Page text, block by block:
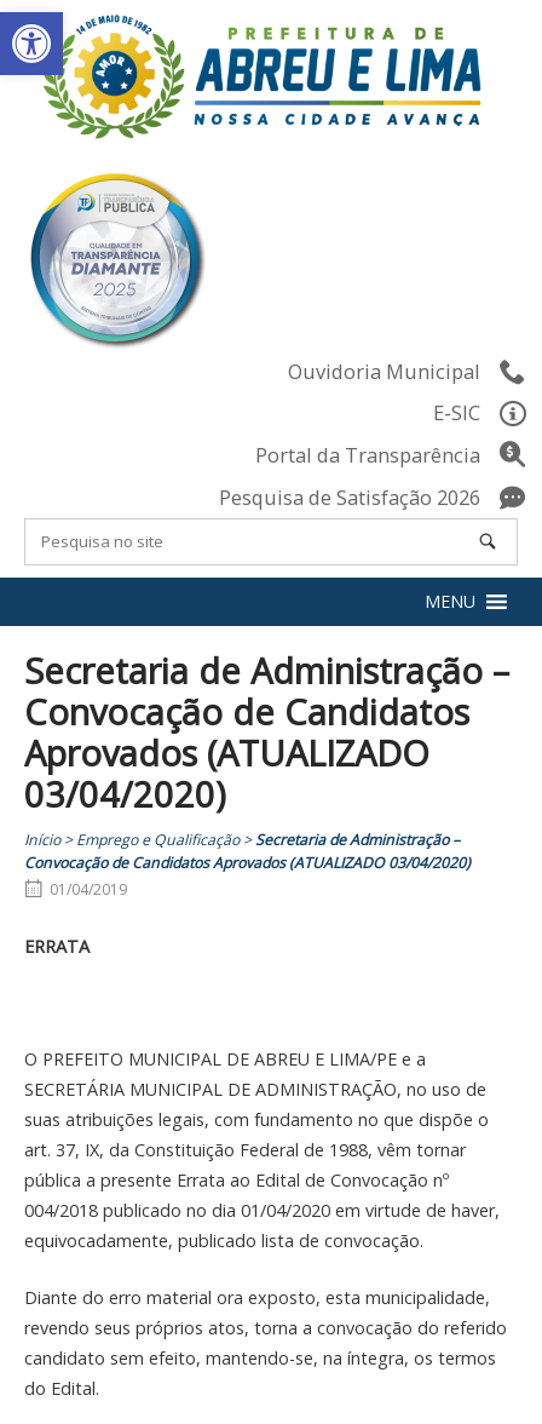
Abrir a barra de ferramentas
Skip
to
content
Ouvidoria Municipal
E-SIC
Portal da Transparência
Pesquisa de Satisfação 2026
MENU
Secretaria de Administração –
Convocação de Candidatos
Aprovados (ATUALIZADO
03/04/2020)
Início>Emprego e Qualificação>Secretaria de Administração –
Convocação de Candidatos Aprovados (ATUALIZADO 03/04/2020)
01/04/2019
ERRATA
O PREFEITO MUNICIPAL DE ABREU E LIMA/PE e a
SECRETÁRIA MUNICIPAL DE ADMINISTRAÇÃO, no uso de
suas atribuições legais, com fundamento no que dispõe o
art. 37, IX, da Constituição Federal de 1988, vêm tornar
pública a presente Errata ao Edital de Convocação nº
004/2018 publicado no dia 01/04/2020 em virtude de haver,
equivocadamente, publicado lista de convocação.
Diante do erro material ora exposto, esta municipalidade,
revendo seus próprios atos, torna a convocação do referido
candidato sem efeito, mantendo-se, na íntegra, os termos
do Edital.